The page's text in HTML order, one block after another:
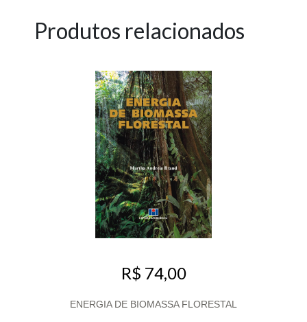
Produtos relacionados
R$ 74,00
ENERGIA DE BIOMASSA FLORESTAL